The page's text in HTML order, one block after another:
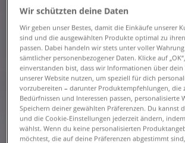
Wir schützten deine Daten
Wir geben unser Bestes, damit die Einkäufe unserer
sind und die ausgewählten Produkte optimal zu
passen. Dabei handeln wir stets unter voller
sämtlicher personenbezogener Daten. Klicke auf
einverstanden bist, dass wir Informationen über
unserer Website nutzen, um speziell für dich
vorzubereiten – darunter Produktempfehlungen, die
Bedürfnissen und Interessen passen, personalisierte
Speichern deiner gewählten Präferenzen. Du kannst
und die Cookie-Einstellungen jederzeit ändern, indem
wählst. Wenn du keine personalisierten
möchtest, die auf deine Präferenzen abgestimmt